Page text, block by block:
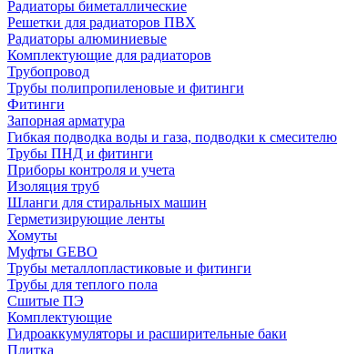
Радиаторы биметаллические
Решетки для радиаторов ПВХ
Радиаторы алюминиевые
Комплектующие для радиаторов
Трубопровод
Трубы полипропиленовые и фитинги
Фитинги
Запорная арматура
Гибкая подводка воды и газа, подводки к смесителю
Трубы ПНД и фитинги
Приборы контроля и учета
Изоляция труб
Шланги для стиральных машин
Герметизирующие ленты
Хомуты
Муфты GEBO
Трубы металлопластиковые и фитинги
Трубы для теплого пола
Сшитые ПЭ
Комплектующие
Гидроаккумуляторы и расширительные баки
Плитка